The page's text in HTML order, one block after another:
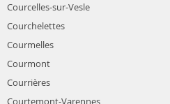
Courcelles-sur-Vesle
Courchelettes
Courmelles
Courmont
Courrières
Courtemont-Varennes